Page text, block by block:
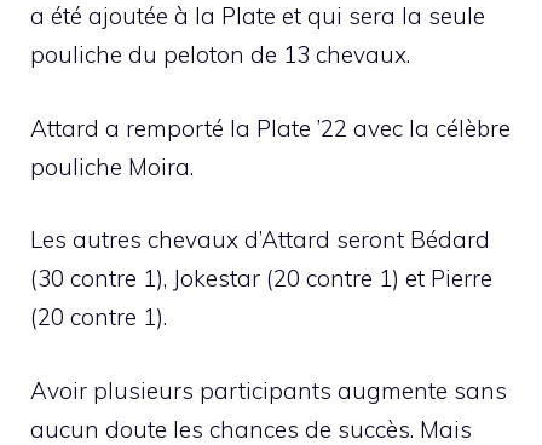
a été ajoutée à la Plate et qui sera la seule
pouliche du peloton de 13 chevaux.
Attard a remporté la Plate ’22 avec la célèbre
pouliche Moira.
Les autres chevaux d’Attard seront Bédard
(30 contre 1), Jokestar (20 contre 1) et Pierre
(20 contre 1).
Avoir plusieurs participants augmente sans
aucun doute les chances de succès. Mais